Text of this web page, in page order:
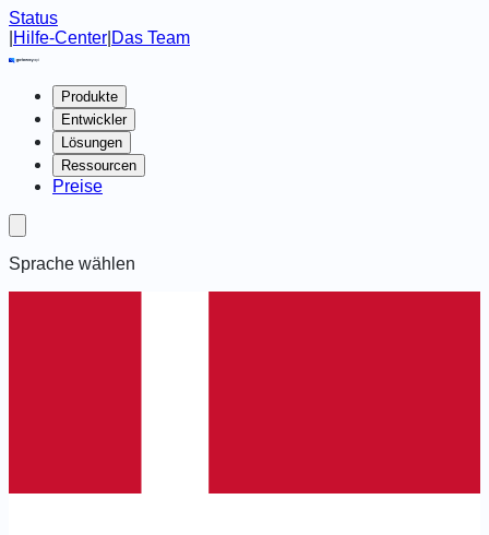
Status
Hilfe-Center Das Team
Produkte
Entwickler
Lösungen
Ressourcen
Preise
Sprache wählen